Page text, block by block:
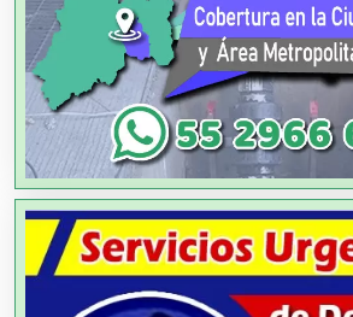
Alimentos
Almacenaje
Alquiler de Autos
Alquiler de Equipos para